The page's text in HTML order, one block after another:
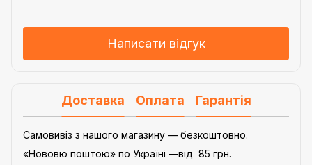
Написати відгук
Доставка Оплата Гарантія
Самовивіз з нашого магазину — безкоштовно.
«Нововю поштою» по Україні —від 85 грн.